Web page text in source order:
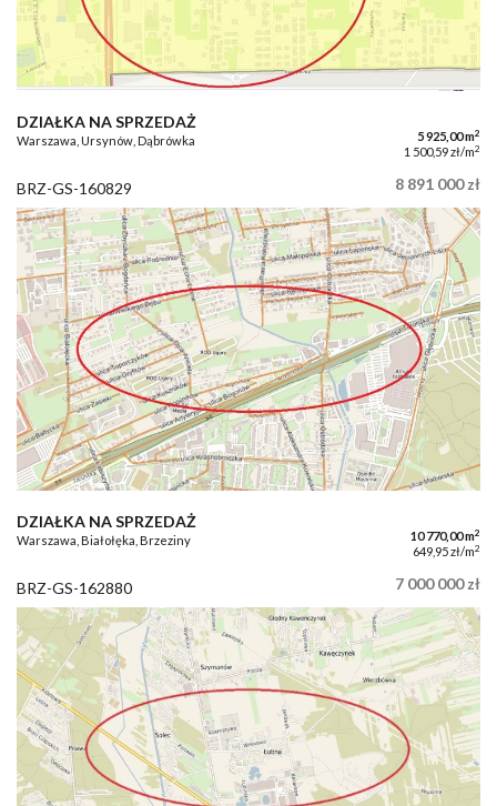
DZIAŁKA NA SPRZEDAŻ
Warszawa, Ursynów, Dąbrówka 5 925,00 m2
1 500,59 zł/m2
BRZ-GS-160829 8 891 000 zł
DZIAŁKA NA SPRZEDAŻ
Warszawa, Białołęka, Brzeziny 10 770,00 m2
649,95 zł/m2
BRZ-GS-162880 7 000 000 zł